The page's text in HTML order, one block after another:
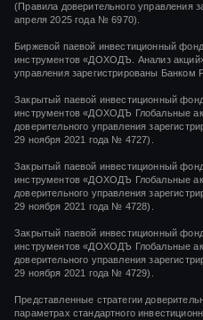
(Правила доверительного управления
апреля 2025 года № 6970).
Биржевой паевой инвестиционный
инструментов «ДОХОДЪ. Анализ
управления зарегистрированы
Закрытый паевой инвестиционный
инструментов«ДОХОДЪ Глобальные
доверительного управления
29 ноября 2021 года № 4727).
Закрытый паевой инвестиционный
инструментов«ДОХОДЪ Глобальные
доверительного управления
29 ноября 2021 года № 4728).
Закрытый паевой инвестиционный
инструментов«ДОХОДЪ Глобальные
доверительного управления
29 ноября 2021 года № 4729).
Представленные стратегии
параметрах стандартного